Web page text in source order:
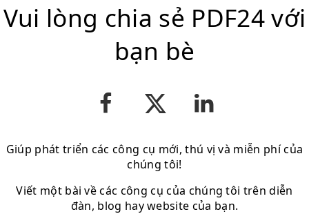
Vui lòng chia sẻ PDF24 với
bạn bè
Giúp phát triển các công cụ mới, thú vị và miễn phí của
chúng tôi!
Viết một bài về các công cụ của chúng tôi trên diễn
đàn, blog hay website của bạn.